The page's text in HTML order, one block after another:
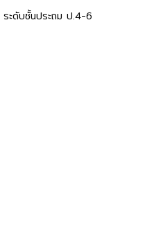
ระดับชั้นประถม ป.4-6